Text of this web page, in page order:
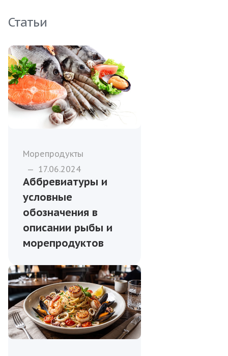
Статьи
Морепродукты
— 17.06.2024
Аббревиатуры и
условные
обозначения в
описании рыбы и
морепродуктов